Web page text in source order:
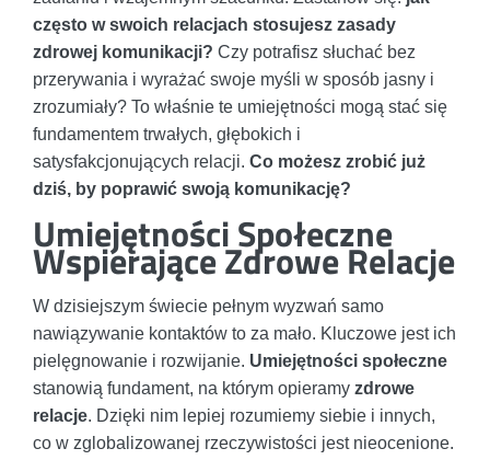
często w swoich relacjach stosujesz zasady
zdrowej komunikacji? Czy potrafisz słuchać bez
przerywania i wyrażać swoje myśli w sposób jasny i
zrozumiały? To właśnie te umiejętności mogą stać się
fundamentem trwałych, głębokich i
satysfakcjonujących relacji. Co możesz zrobić już
dziś, by poprawić swoją komunikację?
Umiejętności Społeczne
Wspierające Zdrowe Relacje
W dzisiejszym świecie pełnym wyzwań samo
nawiązywanie kontaktów to za mało. Kluczowe jest ich
pielęgnowanie i rozwijanie. Umiejętności społeczne
stanowią fundament, na którym opieramy zdrowe
relacje. Dzięki nim lepiej rozumiemy siebie i innych,
co w zglobalizowanej rzeczywistości jest nieocenione.